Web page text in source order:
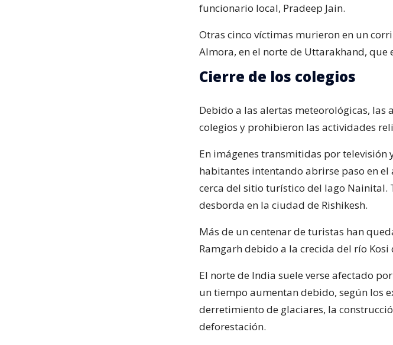
funcionario local, Pradeep Jain.
Otras cinco víctimas murieron en un
Almora, en el norte de Uttarakhand,
Cierre de los colegios
Debido a las alertas meteorológicas,
colegios y prohibieron las actividades
En imágenes transmitidas por televisión
habitantes intentando abrirse paso en
cerca del sitio turístico del lago Nainital.
desborda en la ciudad de Rishikesh.
Más de un centenar de turistas han
Ramgarh debido a la crecida del río
El norte de India suele verse afectado
un tiempo aumentan debido, según los
derretimiento de glaciares, la
deforestación.